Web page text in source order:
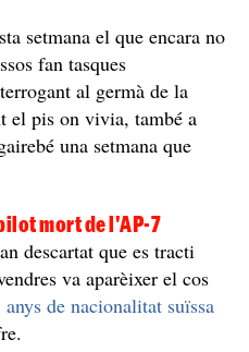
setmana el que encara no
fan tasques
al germà de la
el pis on vivia, també a
una setmana que
mort de l'AP-7
descartat que es tracti
va aparèixer el cos
de nacionalitat suïssa